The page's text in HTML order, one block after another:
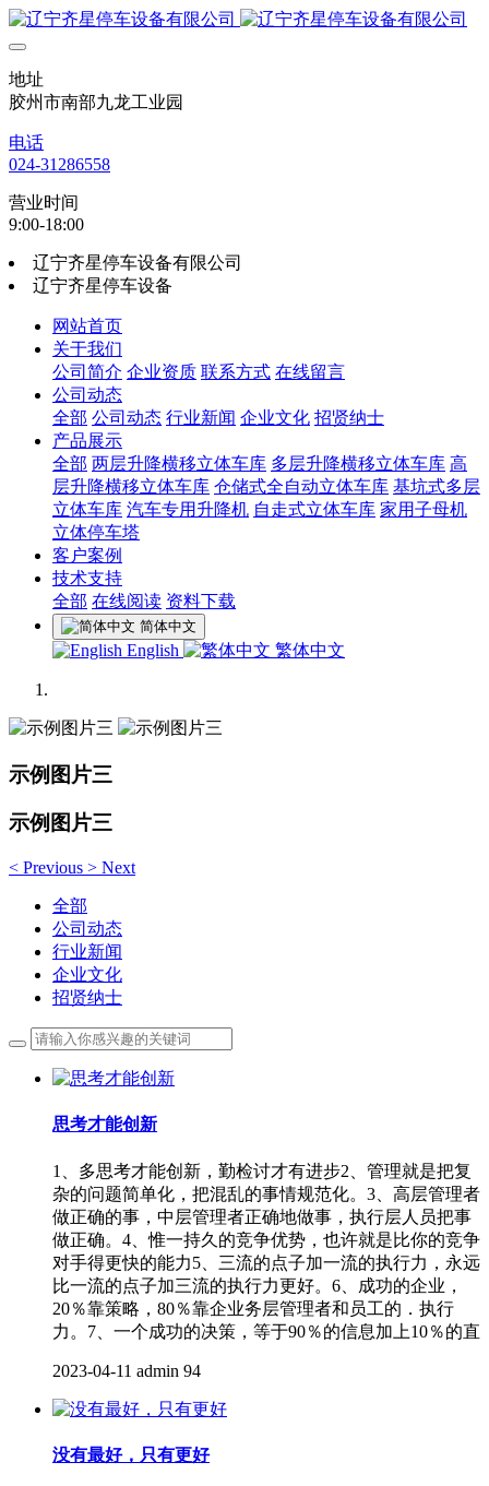
地址
胶州市南部九龙工业园
电话
024-31286558
营业时间
9:00-18:00
辽宁齐星停车设备有限公司
辽宁齐星停车设备
网站首页
关于我们
公司简介 企业资质 联系方式 在线留言
公司动态
全部 公司动态 行业新闻 企业文化 招贤纳士
产品展示
全部 两层升降横移立体车库 多层升降横移立体车库 高
层升降横移立体车库 仓储式全自动立体车库 基坑式多层
立体车库 汽车专用升降机 自走式立体车库 家用子母机
立体停车塔
客户案例
技术支持
全部 在线阅读 资料下载
简体中文
English 繁体中文
示例图片三
示例图片三
< Previous > Next
全部
公司动态
行业新闻
企业文化
招贤纳士
思考才能创新
1、多思考才能创新，勤检讨才有进步2、管理就是把复
杂的问题简单化，把混乱的事情规范化。3、高层管理者
做正确的事，中层管理者正确地做事，执行层人员把事
做正确。4、惟一持久的竞争优势，也许就是比你的竞争
对手得更快的能力5、三流的点子加一流的执行力，永远
比一流的点子加三流的执行力更好。6、成功的企业，
20％靠策略，80％靠企业务层管理者和员工的．执行
力。7、一个成功的决策，等于90％的信息加上10％的直
2023-04-11 admin 94
没有最好，只有更好